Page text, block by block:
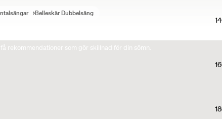
rekommendationer som gör skillnad för din sömn.
Belleskär Dubbelsäng